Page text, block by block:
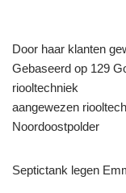
Door haar klanten
Gebaseerd op 129
riooltechniek
aangewezen
Noordoostpolder
Septictank legen